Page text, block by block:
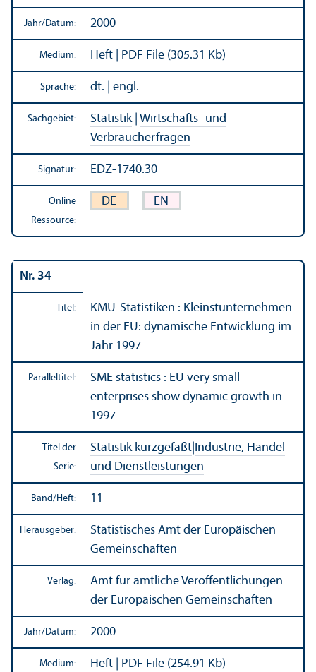
Jahr/Datum: 2000
Medium: Heft | PDF File (305.31 Kb)
Sprache: dt. | engl.
Sachgebiet: Statistik| Wirtschafts- und
Verbraucherfragen
Signatur: EDZ-1740.30
Online
Ressource:
DE EN
Nr. 34
Titel:
KMU-Statistiken : Kleinst­unter­nehmen
in der EU: dynamische Entwicklung im
Jahr 1997
Paralleltitel:
SME statistics : EU very small
enterprises show dynamic growth in
1997
Titel der
Serie:
Statistik kurzgefaßt Industrie, Handel
und Dienstleistungen
Band/Heft: 11
Herausgeber:
Statistisches Amt der Europäischen
Gemeinschaften
Verlag:
Amt für amtliche Veröffentlichungen
der Europäischen Gemeinschaften
Jahr/Datum: 2000
Medium: Heft | PDF File (254.91 Kb)